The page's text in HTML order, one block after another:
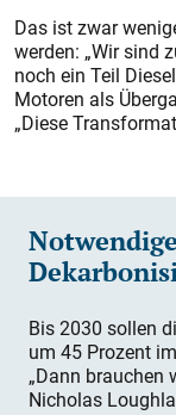
Das ist zwar
werden: „Wir sind
noch ein Teil
Motoren als
„Diese
Bis 2030 sollen
um 45 Prozent
„Dann brauchen
Nicholas